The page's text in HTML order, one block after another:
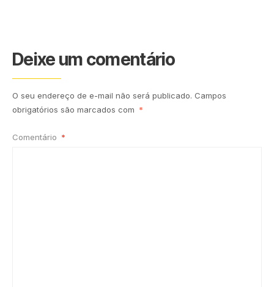
Deixe um comentário
O seu endereço de e-mail não será publicado. Campos
obrigatórios são marcados com *
Comentário *